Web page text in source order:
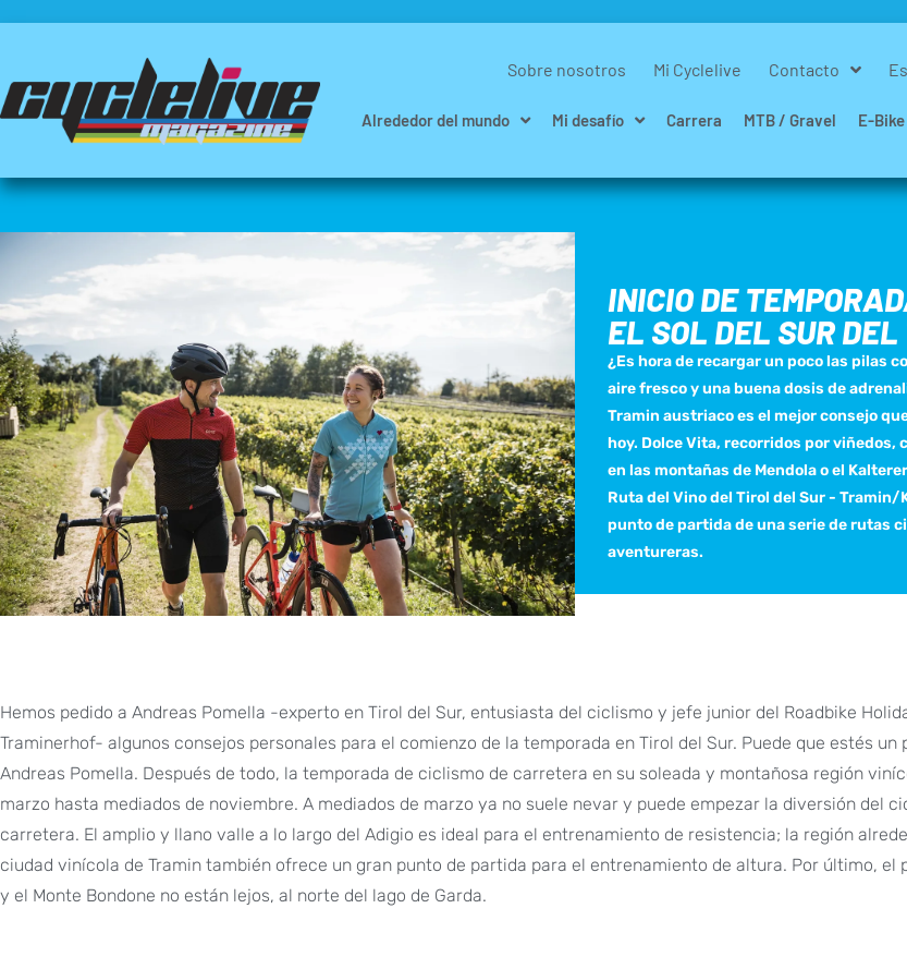
Sobre nosotros Mi Cyclelive Contacto
Alrededor del mundo Mi desafío Carrera MTB / Gravel E-Bike
INICIO DE
EL SOL DEL SUR
¿Es hora de recargar un poco las pilas
aire fresco y una buena dosis de
Tramin austriaco es el mejor consejo
hoy. Dolce Vita, recorridos por viñedos,
en las montañas de Mendola o el
Ruta del Vino del Tirol del Sur - Tramin/
punto de partida de una serie de rutas
aventureras.
Hemos pedido a Andreas Pomella -experto en Tirol del Sur, entusiasta del ciclismo y jefe junior del Roadbike
Traminerhof- algunos consejos personales para el comienzo de la temporada en Tirol del Sur. Puede que estés un
Andreas Pomella. Después de todo, la temporada de ciclismo de carretera en su soleada y montañosa región
marzo hasta mediados de noviembre. A mediados de marzo ya no suele nevar y puede empezar la diversión del
carretera. El amplio y llano valle a lo largo del Adigio es ideal para el entrenamiento de resistencia; la región
ciudad vinícola de Tramin también ofrece un gran punto de partida para el entrenamiento de altura. Por último, el
y el Monte Bondone no están lejos, al norte del lago de Garda.